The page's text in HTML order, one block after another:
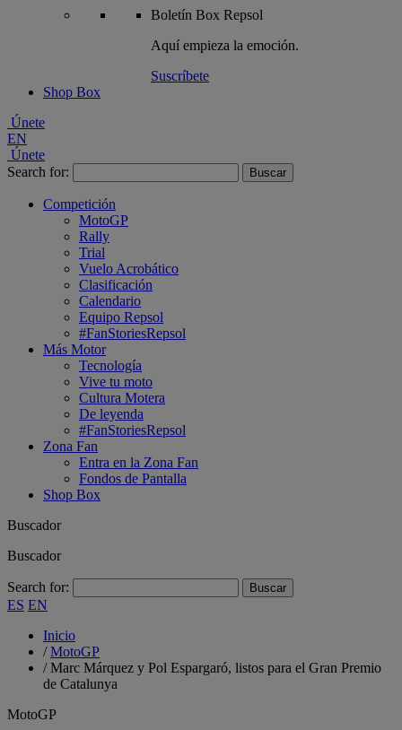
Boletín Box Repsol
Aquí empieza la emoción.
Suscríbete
Shop Box
Únete
EN
Únete
Search for:
Competición
MotoGP
Rally
Trial
Vuelo Acrobático
Clasificación
Calendario
Equipo Repsol
#FanStoriesRepsol
Más Motor
Tecnología
Vive tu moto
Cultura Motera
De leyenda
#FanStoriesRepsol
Zona Fan
Entra en la Zona Fan
Fondos de Pantalla
Shop Box
Buscador
Buscador
Search for:
ES EN
Inicio
/MotoGP
/Marc Márquez y Pol Espargaró, listos para el Gran Premio
de Catalunya
MotoGP